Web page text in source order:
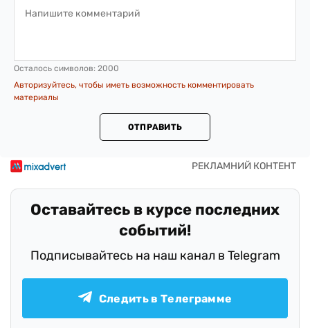
Осталось символов: 2000
Авторизуйтесь, чтобы иметь возможность комментировать
материалы
ОТПРАВИТЬ
Оставайтесь в курсе последних
событий!
Подписывайтесь на наш канал в Telegram
Следить в Телеграмме